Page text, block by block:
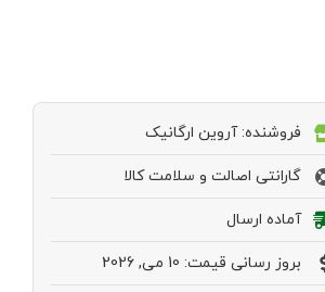
فروشنده: آروین ارگانیک
گارانتی اصالت و سلامت کالا
آماده ارسال
بروز رسانی قیمت: 10 می, 2026